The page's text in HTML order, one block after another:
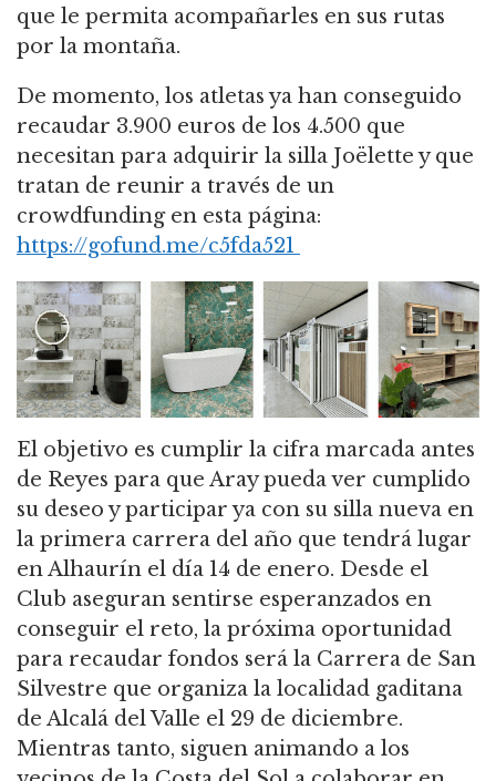
que le permita acompañarles en sus rutas
por la montaña.
De momento, los atletas ya han conseguido
recaudar 3.900 euros de los 4.500 que
necesitan para adquirir la silla Joëlette y que
tratan de reunir a través de un
crowdfunding en esta página:
https://gofund.me/c5fda521
El objetivo es cumplir la cifra marcada antes
de Reyes para que Aray pueda ver cumplido
su deseo y participar ya con su silla nueva en
la primera carrera del año que tendrá lugar
en Alhaurín el día 14 de enero. Desde el
Club aseguran sentirse esperanzados en
conseguir el reto, la próxima oportunidad
para recaudar fondos será la Carrera de San
Silvestre que organiza la localidad gaditana
de Alcalá del Valle el 29 de diciembre.
Mientras tanto, siguen animando a los